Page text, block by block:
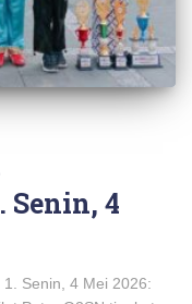
Senin, 4
Senin, 4 Mei 2026: